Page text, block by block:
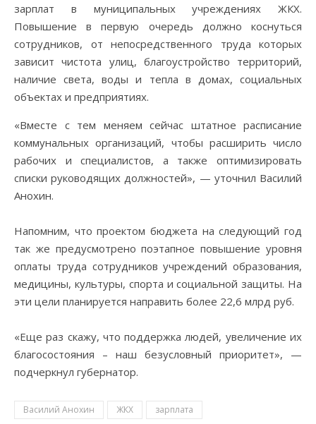
зарплат в муниципальных учреждениях ЖКХ.
Повышение в первую очередь должно коснуться
сотрудников, от непосредственного труда которых
зависит чистота улиц, благоустройство территорий,
наличие света, воды и тепла в домах, социальных
объектах и предприятиях.
«Вместе с тем меняем сейчас штатное расписание
коммунальных организаций, чтобы расширить число
рабочих и специалистов, а также оптимизировать
списки руководящих должностей», — уточнил Василий
Анохин.
Напомним, что проектом бюджета на следующий год
так же предусмотрено поэтапное повышение уровня
оплаты труда сотрудников учреждений образования,
медицины, культуры, спорта и социальной защиты. На
эти цели планируется направить более 22,6 млрд руб.
«Еще раз скажу, что поддержка людей, увеличение их
благосостояния – наш безусловный приоритет», —
подчеркнул губернатор.
Василий Анохин ЖКХ зарплата